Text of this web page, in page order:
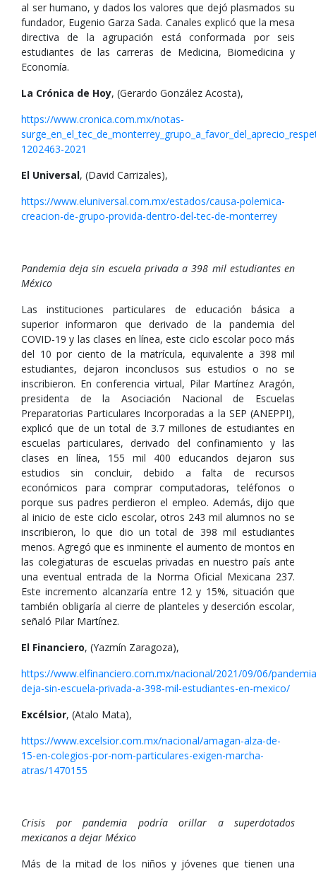
al ser humano, y dados los valores que dejó plasmados su
fundador, Eugenio Garza Sada. Canales explicó que la mesa
directiva de la agrupación está conformada por seis
estudiantes de las carreras de Medicina, Biomedicina y
Economía.
La Crónica de Hoy, (Gerardo González Acosta),
https://www.cronica.com.mx/notas-
1202463-2021
El Universal, (David Carrizales),
https://www.eluniversal.com.mx/estados/causa-polemica-
creacion-de-grupo-provida-dentro-del-tec-de-monterrey
Pandemia deja sin escuela privada a 398 mil estudiantes en
México
Las instituciones particulares de educación básica a
superior informaron que derivado de la pandemia del
COVID-19 y las clases en línea, este ciclo escolar poco más
del 10 por ciento de la matrícula, equivalente a 398 mil
estudiantes, dejaron inconclusos sus estudios o no se
inscribieron. En conferencia virtual, Pilar Martínez Aragón,
presidenta de la Asociación Nacional de Escuelas
Preparatorias Particulares Incorporadas a la SEP (ANEPPI),
explicó que de un total de 3.7 millones de estudiantes en
escuelas particulares, derivado del confinamiento y las
clases en línea, 155 mil 400 educandos dejaron sus
estudios sin concluir, debido a falta de recursos
económicos para comprar computadoras, teléfonos o
porque sus padres perdieron el empleo. Además, dijo que
al inicio de este ciclo escolar, otros 243 mil alumnos no se
inscribieron, lo que dio un total de 398 mil estudiantes
menos. Agregó que es inminente el aumento de montos en
las colegiaturas de escuelas privadas en nuestro país ante
una eventual entrada de la Norma Oficial Mexicana 237.
Este incremento alcanzaría entre 12 y 15%, situación que
también obligaría al cierre de planteles y deserción escolar,
señaló Pilar Martínez.
El Financiero, (Yazmín Zaragoza),
https://www.elfinanciero.com.mx/nacional/2021/09/06/
deja-sin-escuela-privada-a-398-mil-estudiantes-en-mexico/
Excélsior, (Atalo Mata),
https://www.excelsior.com.mx/nacional/amagan-alza-de-
15-en-colegios-por-nom-particulares-exigen-marcha-
atras/1470155
Crisis por pandemia podría orillar a superdotados
mexicanos a dejar México
Más de la mitad de los niños y jóvenes que tienen una